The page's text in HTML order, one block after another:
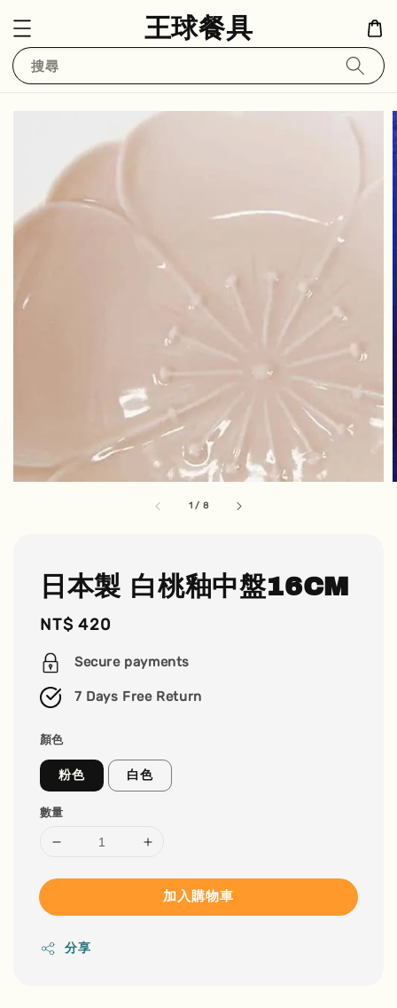
王球餐具
搜尋
1 / 8
日本製 白桃釉中盤16CM
Regular
price
NT$ 420
Secure payments
7 Days Free Return
顏色
粉色 白色
數量
加入購物車
分享